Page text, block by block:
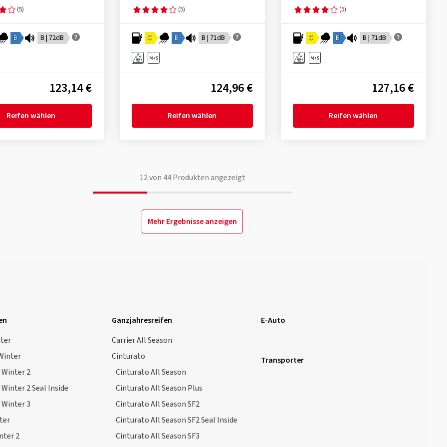
(5)
B B | 72dB
123,14 €
Reifen wählen
(5)
C B B | 71dB
124,96 €
Reifen wählen
(5)
C B B | 71dB
127,16 €
Reifen wählen
12von 44Produkten angezeigt
Mehr Ergebnisse anzeigen
2
2 Seal Inside
3
2
Ganzjahresreifen
Carrier All Season
Cinturato
Cinturato All Season
Cinturato All Season Plus
Cinturato All Season SF2
Cinturato All Season SF2 Seal Inside
Cinturato All Season SF3
E-Auto
Transporter